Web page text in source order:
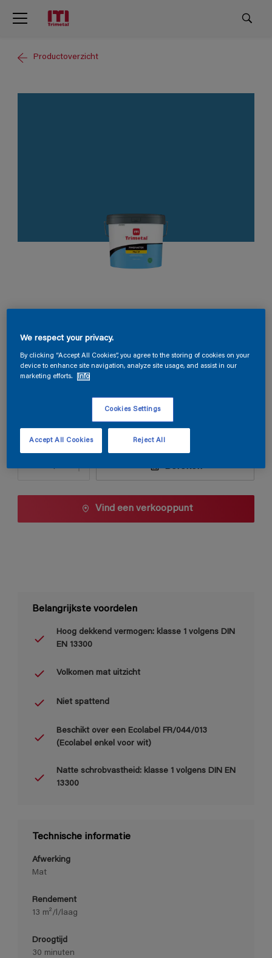
Productoverzicht
Magnatex Mat SF
S9.39.41
Kleur wijzigen
2,5 L
Aantal Verfcalculator
Bereken
Vind een verkooppunt
Belangrijkste voordelen
Hoog dekkend vermogen: klasse 1 volgens DIN
EN 13300
Volkomen mat uitzicht
Niet spattend
Beschikt over een Ecolabel FR/044/013
(Ecolabel enkel voor wit)
Natte schrobvastheid: klasse 1 volgens DIN EN
13300
Technische informatie
Afwerking
Mat
Rendement
13 m²/l/laag
Droogtijd
30 minuten
We respect your privacy.
By clicking “Accept All Cookies”, you agree to the storing of cookies on your
device to enhance site navigation, analyze site usage, and assist in our
marketing efforts.
Info
Cookies Settings
Reject All
Accept All Cookies